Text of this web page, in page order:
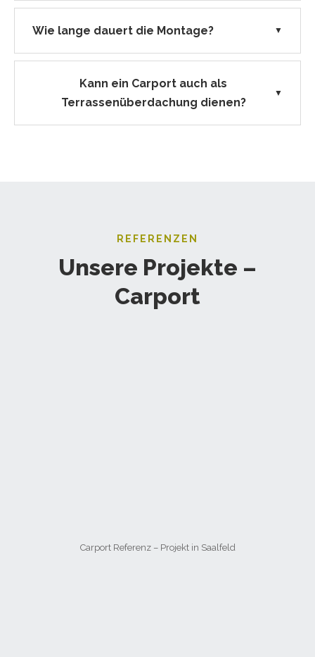
Wie lange dauert die Montage? ▼
Kann ein Carport auch als
Terrassenüberdachung dienen?
▼
REFERENZEN
Unsere Projekte –
Carport
Carport Referenz – Projekt in Saalfeld